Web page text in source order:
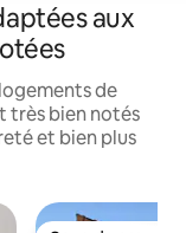
aux
de
très bien notés
et bien plus